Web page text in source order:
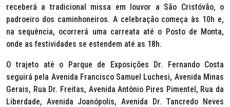
receberá a tradicional missa em louvor a São Cristóvão, o
padroeiro dos caminhoneiros. A celebração começa às 10h e,
na sequência, ocorrerá uma carreata até o Posto de Monta,
onde as festividades se estendem até as 18h.
O trajeto até o Parque de Exposições Dr. Fernando Costa
seguirá pela Avenida Francisco Samuel Luchesi, Avenida Minas
Gerais, Rua Dr. Freitas, Avenida Antônio Pires Pimentel, Rua da
Liberdade, Avenida Joanópolis, Avenida Dr. Tancredo Neves